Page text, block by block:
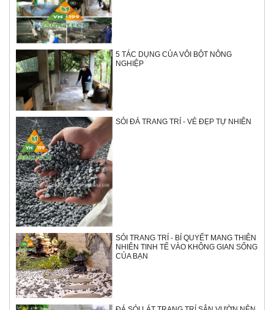
5 TÁC DỤNG CỦA VÔI BỘT NÔNG
NGHIỆP
SỎI ĐÁ TRANG TRÍ - VẺ ĐẸP TỰ NHIÊN
SỎI TRANG TRÍ - BÍ QUYẾT MANG THIÊN
NHIÊN TINH TẾ VÀO KHÔNG GIAN SỐNG
CỦA BẠN